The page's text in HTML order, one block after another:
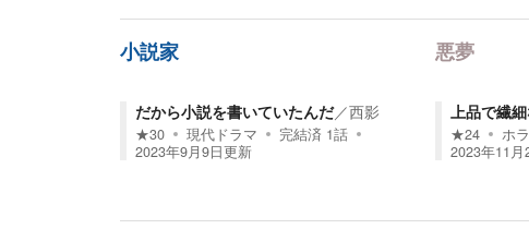
小説家
だから小説を書いていたんだ／西影
★30 現代ドラマ 完結済 1話
2023年9月9日更新
悪夢
上品で繊
★24 ホ
2023年11月